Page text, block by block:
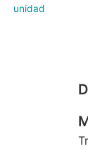
unidad